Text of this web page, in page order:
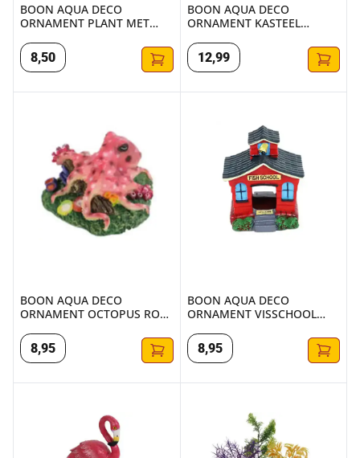
BOON AQUA DECO
ORNAMENT PLANT MET
8,50
BOON AQUA DECO
ORNAMENT KASTEEL
12,99
BOON AQUA DECO
ORNAMENT OCTOPUS ROZE
8,95
BOON AQUA DECO
ORNAMENT VISSCHOOL
8,95